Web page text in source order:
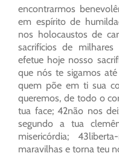
encontrarmos
em espírito de
nos holocaustos de
sacrifícios de
efetue hoje nosso
que nós te sigamos
quem põe em ti sua
queremos, de todo o
tua face; 42não nos
segundo a tua
misericórdia;
maravilhas e torna teu